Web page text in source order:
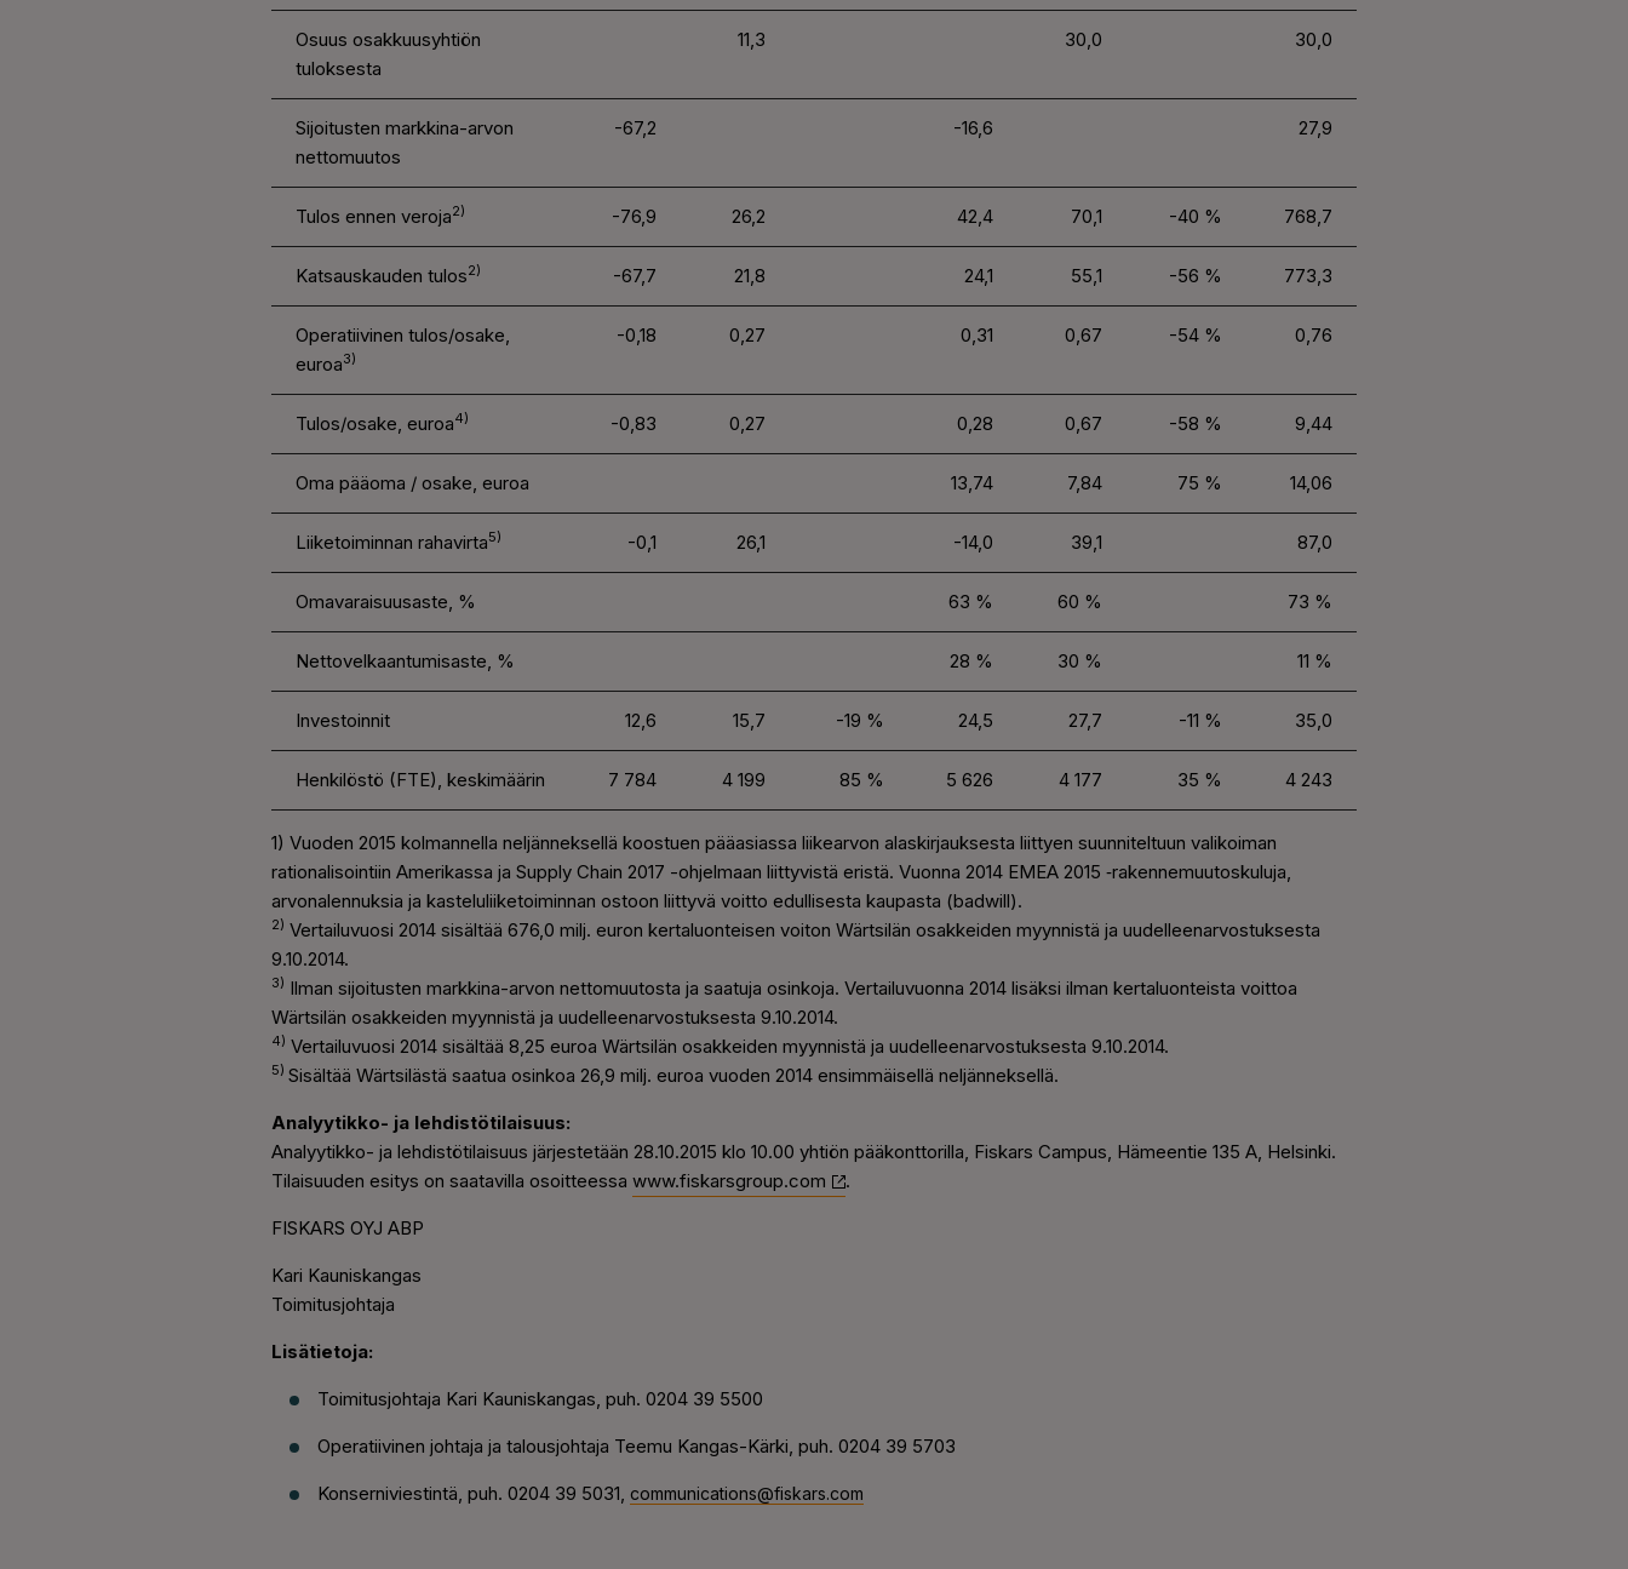
Osuus osakkuusyhtiön
tuloksesta
11,3 30,0 30,0
Sijoitusten markkina-arvon
nettomuutos
-67,2 -16,6 27,9
Tulos ennen veroja2) -76,9 26,2 42,4 70,1 -40 % 768,7
Katsauskauden tulos2) -67,7 21,8 24,1 55,1 -56 % 773,3
Operatiivinen tulos/osake,
euroa3)
-0,18 0,27 0,31 0,67 -54 % 0,76
Tulos/osake, euroa4) -0,83 0,27 0,28 0,67 -58 % 9,44
Oma pääoma / osake, euroa 13,74 7,84 75 % 14,06
Liiketoiminnan rahavirta5) -0,1 26,1 -14,0 39,1 87,0
Omavaraisuusaste, % 63 % 60 % 73 %
Nettovelkaantumisaste, % 28 % 30 % 11 %
Investoinnit 12,6 15,7 -19 % 24,5 27,7 -11 % 35,0
Henkilöstö (FTE), keskimäärin 7 784 4 199 85 % 5 626 4 177 35 % 4 243
1) Vuoden 2015 kolmannella neljänneksellä koostuen pääasiassa liikearvon alaskirjauksesta liittyen suunniteltuun valikoiman
rationalisointiin Amerikassa ja Supply Chain 2017 -ohjelmaan liittyvistä eristä. Vuonna 2014 EMEA 2015 ‑rakennemuutoskuluja,
arvonalennuksia ja kasteluliiketoiminnan ostoon liittyvä voitto edullisesta kaupasta (badwill).
2) Vertailuvuosi 2014 sisältää 676,0 milj. euron kertaluonteisen voiton Wärtsilän osakkeiden myynnistä ja uudelleenarvostuksesta
9.10.2014.
3) Ilman sijoitusten markkina-arvon nettomuutosta ja saatuja osinkoja. Vertailuvuonna 2014 lisäksi ilman kertaluonteista voittoa
Wärtsilän osakkeiden myynnistä ja uudelleenarvostuksesta 9.10.2014.
4) Vertailuvuosi 2014 sisältää 8,25 euroa Wärtsilän osakkeiden myynnistä ja uudelleenarvostuksesta 9.10.2014.
5) Sisältää Wärtsilästä saatua osinkoa 26,9 milj. euroa vuoden 2014 ensimmäisellä neljänneksellä.
Analyytikko- ja lehdistötilaisuus:
Analyytikko- ja lehdistötilaisuus järjestetään 28.10.2015 klo 10.00 yhtiön pääkonttorilla, Fiskars Campus, Hämeentie 135 A, Helsinki.
Tilaisuuden esitys on saatavilla osoitteessa www.fiskarsgroup.com .
FISKARS OYJ ABP
Kari Kauniskangas
Toimitusjohtaja
Lisätietoja:
Toimitusjohtaja Kari Kauniskangas, puh. 0204 39 5500
Operatiivinen johtaja ja talousjohtaja Teemu Kangas-Kärki, puh. 0204 39 5703
Konserniviestintä, puh. 0204 39 5031, communications@fiskars.com